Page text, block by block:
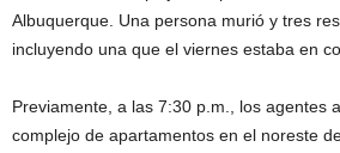
Albuquerque. Una persona murió y tres
incluyendo una que el viernes estaba en
Previamente, a las 7:30 p.m., los agentes
complejo de apartamentos en el noreste